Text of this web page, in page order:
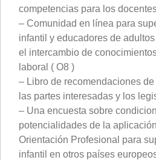
competencias para los
– Comunidad en línea para
infantil y educadores de
el intercambio de
laboral ( O8 )
– Libro de recomendaciones
las partes interesadas y los
– Una encuesta sobre
potencialidades de la
Orientación Profesional para
infantil en otros países